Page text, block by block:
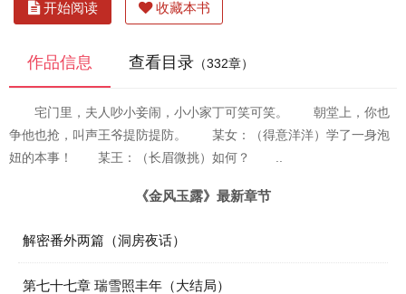
开始阅读 收藏本书
作品信息 查看目录 （332章）
宅门里，夫人吵小妾闹，小小家丁可笑可笑。 朝堂上，你也
争他也抢，叫声王爷提防提防。 某女：（得意洋洋）学了一身泡
妞的本事！ 某王：（长眉微挑）如何？ ..
《金风玉露》最新章节
解密番外两篇（洞房夜话）
第七十七章 瑞雪照丰年（大结局）